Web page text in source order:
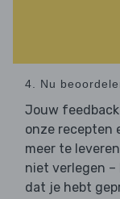
4. Nu
Jouw
onze recepten
meer te
niet verlegen –
dat je hebt